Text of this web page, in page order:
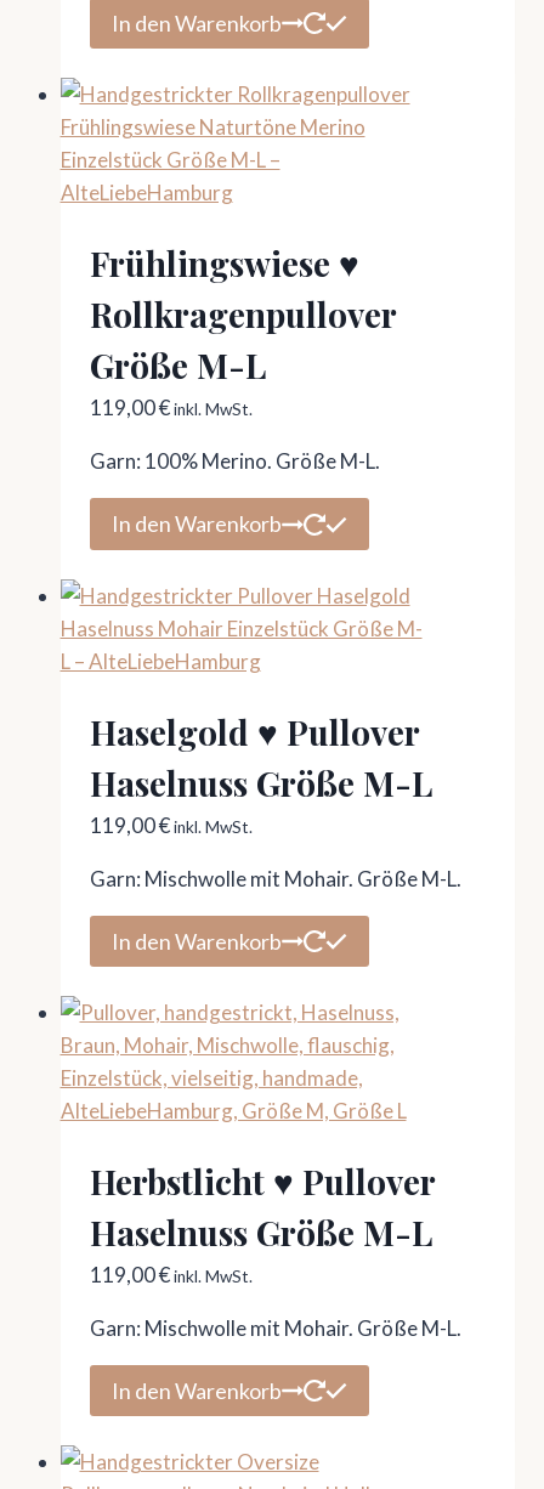
In den Warenkorb
Frühlingswiese ♥
Rollkragenpullover
Größe M-L
119,00€ inkl. MwSt.
Garn: 100% Merino. Größe M-L.
In den Warenkorb
Haselgold ♥ Pullover
Haselnuss Größe M-L
119,00€ inkl. MwSt.
Garn: Mischwolle mit Mohair. Größe M-L.
In den Warenkorb
Herbstlicht ♥ Pullover
Haselnuss Größe M-L
119,00€ inkl. MwSt.
Garn: Mischwolle mit Mohair. Größe M-L.
In den Warenkorb